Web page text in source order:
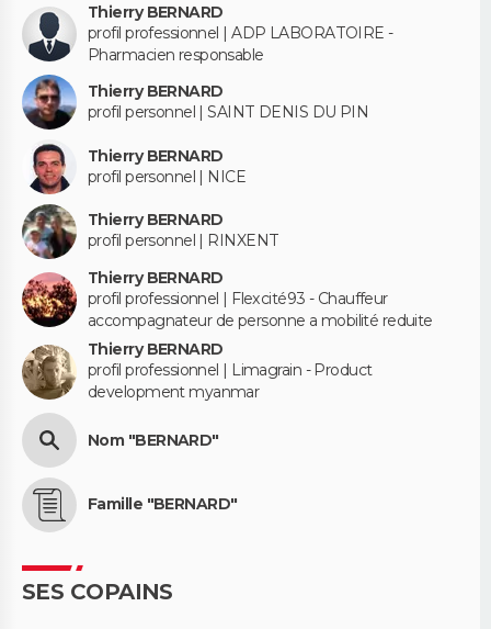
Thierry BERNARD
profil professionnel | ADP LABORATOIRE -
Pharmacien responsable
Thierry BERNARD
profil personnel | SAINT DENIS DU PIN
Thierry BERNARD
profil personnel | NICE
Thierry BERNARD
profil personnel | RINXENT
Thierry BERNARD
profil professionnel | Flexcité93 - Chauffeur
accompagnateur de personne a mobilité reduite
Thierry BERNARD
profil professionnel | Limagrain - Product
development myanmar
Nom "BERNARD"
Famille "BERNARD"
SES COPAINS